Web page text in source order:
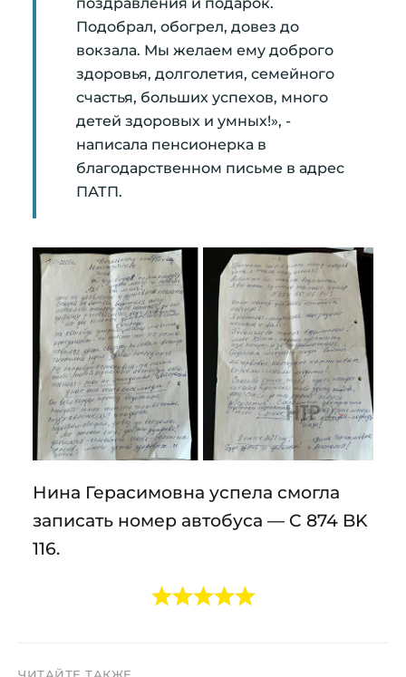
Подобрал, обогрел, довез до
вокзала. Мы желаем ему доброго
здоровья, долголетия, семейного
счастья, больших успехов, много
детей здоровых и умных!», -
написала пенсионерка в
благодарственном письме в адрес
ПАТП.
Нина Герасимовна успела смогла
записать номер автобуса — C 874 BK
116.
ЧИТАЙТЕ ТАКЖЕ